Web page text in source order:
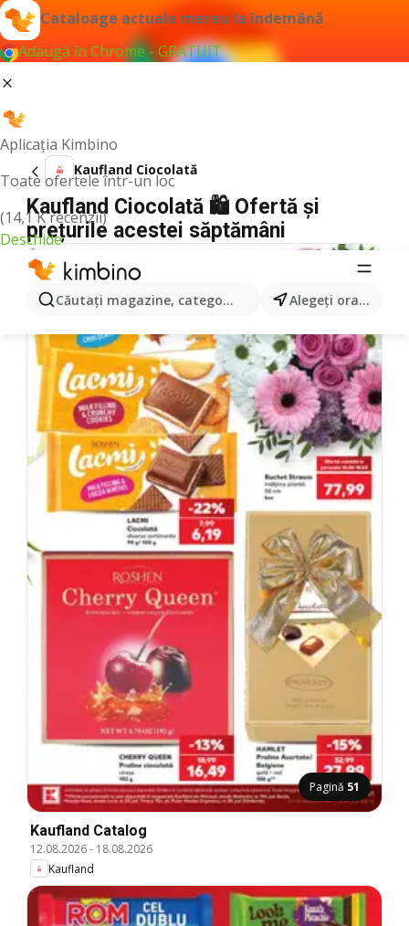
Cataloage actuale mereu la îndemână
Adaugă în Chrome - GRATUIT
Aplicația Kimbino
Toate ofertele într-un loc
(14,1 K recenzii)
Deschide
Căutaţi magazine, categorii, produse... Alegeţi oraşul
Kaufland Ciocolată
Kaufland Ciocolată 🛍️ Ofertă și
prețurile acestei săptămâni
Pagină 51
Kaufland Catalog
12.08.2026- 18.08.2026
Kaufland